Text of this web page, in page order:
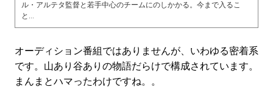
ル・アルテタ監督と若手中心のチームにのしかかる。今まで入るこ
と...
オーディション番組ではありませんが、いわゆる密着系
です。山あり谷ありの物語だらけで構成されています。
まんまとハマったわけですね。。